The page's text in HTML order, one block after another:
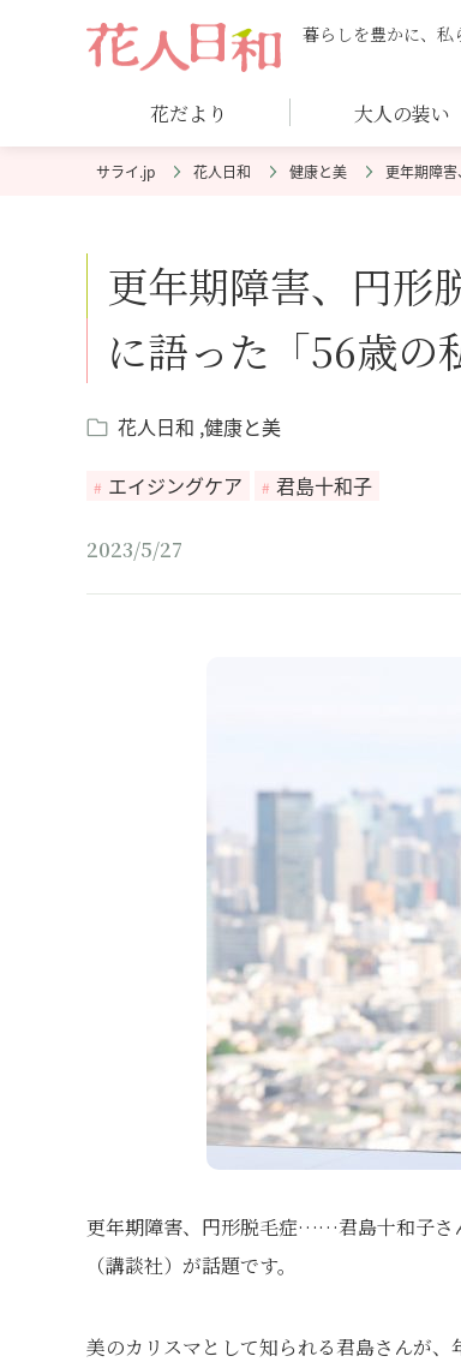
暮らしを豊かに、私
花だより 大人の装い
花人日和 健康と美 更年期障
更年期障害、円
に語った「56歳の
花人日和 健康と美
エイジングケア 君島十和子
2023/5/27
更年期障害、円形脱毛症……君島十和子さ
（講談社）が話題です。
美のカリスマとして知られる君島さんが